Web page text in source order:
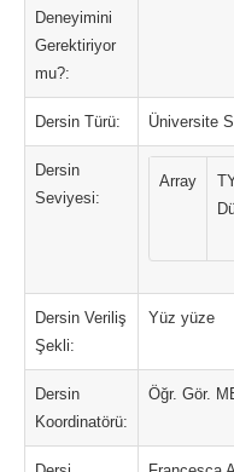
Deneyimini
Gerektiriyor
mu?:
Dersin Türü: Üniversite
Dersin
Seviyesi:
Array
Dersin Veriliş
Şekli:
Yüz yüze
Dersin
Koordinatörü:
Öğr. Gör.